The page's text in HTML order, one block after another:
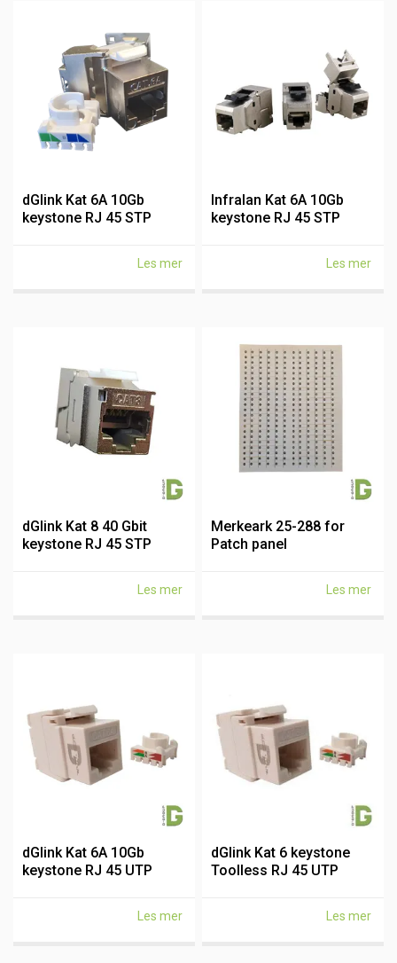
dGlink Kat 6A 10Gb
keystone RJ 45 STP
Les mer
Infralan Kat 6A 10Gb
keystone RJ 45 STP
Les mer
dGlink Kat 8 40 Gbit
keystone RJ 45 STP
Les mer
Merkeark 25-288 for
Patch panel
Les mer
dGlink Kat 6A 10Gb
keystone RJ 45 UTP
Les mer
dGlink Kat 6 keystone
Toolless RJ 45 UTP
Les mer